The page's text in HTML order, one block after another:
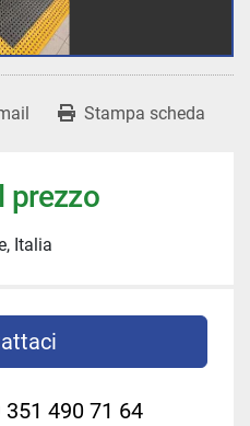
Stampa scheda
prezzo
Italia
351 490 71 64